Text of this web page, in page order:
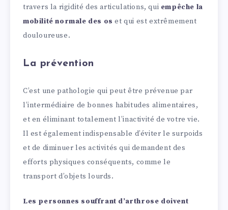
travers la rigidité des articulations, qui empêche la
mobilité normale des os et qui est extrêmement
douloureuse.
La prévention
C’est une pathologie qui peut être prévenue par
l’intermédiaire de bonnes habitudes alimentaires,
et en éliminant totalement l’inactivité de votre vie.
Il est également indispensable d’éviter le surpoids
et de diminuer les activités qui demandent des
efforts physiques conséquents, comme le
transport d’objets lourds.
Les personnes souffrant d’arthrose doivent